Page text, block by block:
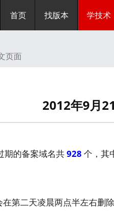
首页 找版本 学技术
页面
2012年9月
期的备案域名共928 个，其
第二天凌晨两点半左右删